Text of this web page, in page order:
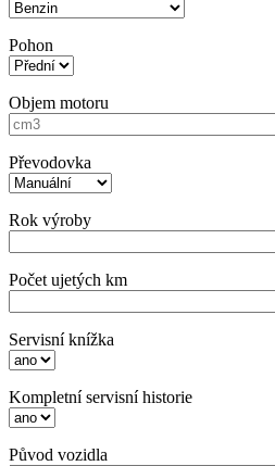
Pohon
Objem motoru
Převodovka
Rok výroby
Počet ujetých km
Servisní knížka
Kompletní servisní historie
Původ vozidla